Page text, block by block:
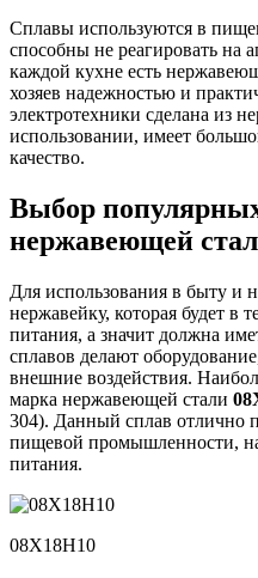
Сплавы используются в
способны не реагировать на
каждой кухне есть
хозяев надежностью и
электротехники сделана из
использовании, имеет
качество.
Выбор
нержавеющей
Для использования в быту и
нержавейку, которая будет в
питания, а значит должна
сплавов делают
внешние воздействия.
марка нержавеющей стали
304). Данный сплав отлично
пищевой промышленности,
питания.
08Х18Н10